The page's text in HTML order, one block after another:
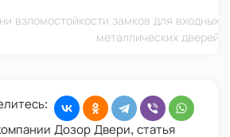
взломостойкости замков для входных
металлических дверей
Дозор Двери, статья